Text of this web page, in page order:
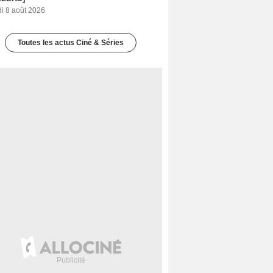
8 août 2026
Toutes les actus Ciné & Séries